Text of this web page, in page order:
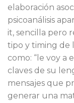
elaboración
psicoanálisis
it, sencilla pero
tipo y timing de
como: “le voy a
claves de su
mensajes que
generar una